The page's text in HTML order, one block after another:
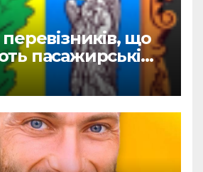
що
пасажирські